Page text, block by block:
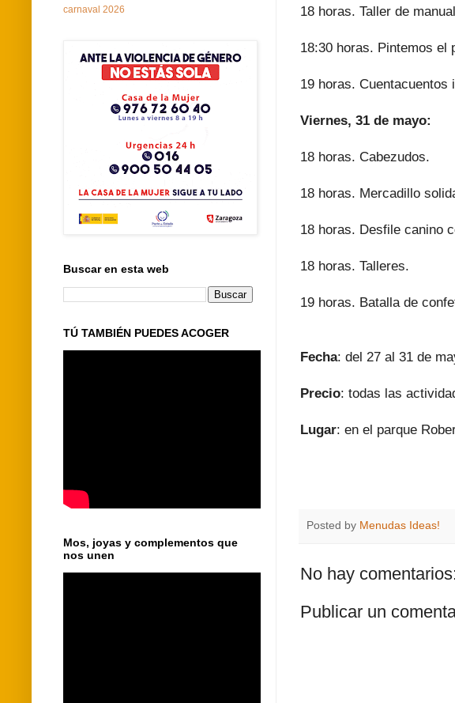
18 horas. Taller de
18:30 horas. Pintemos el
19 horas. Cuentacuentos
Viernes, 31 de mayo:
18 horas. Cabezudos.
18 horas. Mercadillo
18 horas. Desfile canino
18 horas. Talleres.
19 horas. Batalla de
Fecha: del 27 al 31 de
Precio: todas las
Lugar: en el parque
Posted by Menudas Ideas!
No hay
Publicar un
carnaval 2026
Buscar en esta web
TÚ TAMBIÉN PUEDES ACOGER
Mos, joyas y complementos que
nos unen